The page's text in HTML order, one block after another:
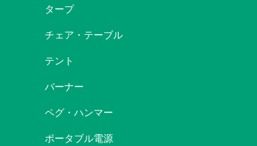
タープ
チェア・テーブル
テント
バーナー
ペグ・ハンマー
ポータブル電源